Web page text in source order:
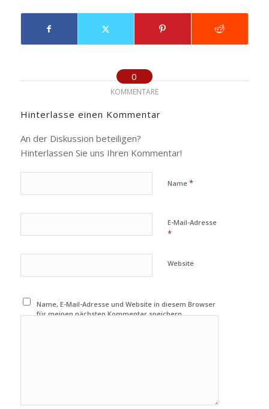
0
KOMMENTARE
Hinterlasse einen Kommentar
An der Diskussion beteiligen?
Hinterlassen Sie uns Ihren Kommentar!
Name *
E-Mail-Adresse
*
Website
Name, E-Mail-Adresse und Website in diesem Browser
für meinen nächsten Kommentar speichern.